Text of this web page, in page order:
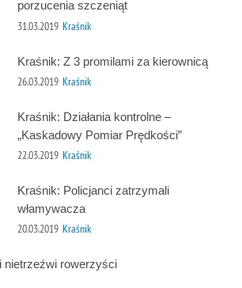
porzucenia szczeniąt
31.03.2019 Kraśnik
Kraśnik: Z 3 promilami za kierownicą
26.03.2019 Kraśnik
Kraśnik: Działania kontrolne –
„Kaskadowy Pomiar Prędkości”
22.03.2019 Kraśnik
Kraśnik: Policjanci zatrzymali
włamywacza
20.03.2019 Kraśnik
nietrzeźwi rowerzyści